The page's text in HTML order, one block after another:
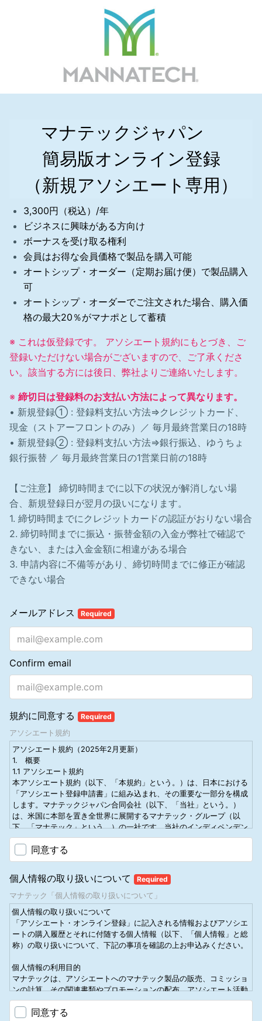
マナテックジャパン
簡易版オンライン登録
（新規アソシエート専用）
3,300円（税込）/年
ビジネスに興味がある方向け
ボーナスを受け取る権利
会員はお得な会員価格で製品を購入可能
オートシップ・オーダー（定期お届け便）で製品購入
可
オートシップ・オーダーでご注文された場合、 購入価
格の最大20％がマナポとして蓄積
※ これは仮登録です。 アソシエート規約にもとづき、ご
登録いただけない場合がございますので、ご了承くださ
い。該当する方には後日、弊社よりご連絡いたし ます。
※ 締切 日は登録料のお支払い方法によって異なります。
• 新規登録① : 登録料支払い方法⇒クレジットカード、
現金（ストアーフロントのみ）／ 毎月最終営業日の18時
• 新規登録② : 登録料支払い方法⇒銀行振込、ゆうちょ
銀行振替 ／ 毎月最終営業日の1営業日前の18時
【ご注意】 締切時間までに以下の状況が解消しない場
合、新規登録日が翌月の扱いになります。
1. 締切時間までにクレジットカードの認証がおりない場合
2. 締切時間までに振込・振替金額の入金が弊社で確認で
きない、または入金金額に相違がある場合
3. 申請内容に不備等があり、締切時間までに修正が確認
できない場合
メールアドレス Required
Confirm email
規約に同意する Required
アソシエート規約
アソシエート規約（2025年2月更新）
1. 概要
1.1 アソシエート規約
本アソシエート規約（以下、「本規約」という。）は、日本における
「アソシエート登録申請書」に組み込まれ、その重要な一部分を構成
します。マナテックジャパン合同会社（以下、「当社」という。）
は、米国に本部を置き全世界に展開するマナテック・グループ（以
下、「マナテック」という。）の一社です。当社のインディペンデン
ト・アソシエート（以下、「アソシエート」という。）は、当社が規
定する本規約、「アソシエート登録申請書」、「報酬プラン」を遵守
する義務があります。また、アソシエートの住所や事務所所在地、ア
治体および日本国におけるあらゆる適用法規も遵守する義務がありま
す。各アソシエートは、「アソシエート登録申請書」に従う責任があ
りますので、本規約を注意して熟読してください。本規約は、すべて
のアソシエートに適用され、厳格に執行されます。アソシエートによ
る本規約違反は、本規約に基づき課されるアソシエート登録の解約処
分等の懲戒処分の対象となることがあります。当社は、適切とみなさ
れる場合、本規約において明記された諸規定およびその適用を説明す
ームページ（https://www.mannatech.co.jp/）に掲載した時点より効
力を生じるものとします。
1.2 インディペンデント・アソシエート
当社では、「インディペンデント・アソシエート」を指して、単に
「アソシエート」といいます。アソシエートは、自身の使用および
同意する
個人情報の取り扱いについて Required
マナテック「個人情報の取り扱いについて」
個人情報の取り扱いについて
「アソシエート・オンライン登録」に記入される情報およびアソシエ
ートの購入履歴とそれに付随する個人情報（以下、「個人情報」と総
称）の取り扱いについて、下記の事項を確認の上お申込みください。
個人情報の利用目的
マナテックは、アソシエートへのマナテック製品の販売、コミッショ
ンの計算、その関連書類やプロモーションの配布、アソシエート活動
のサポート等、マナテックグループのマルチレベルマーケティング事
業の目的で個人情報を利用します。
同意する